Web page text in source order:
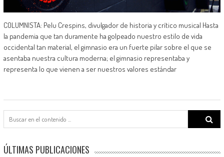
COLUMNISTA: Pelu Crespins, divulgador de historia y crítico musical Hasta
la pandemia que tan duramente ha golpeado nuestro estilo de vida
occidental tan material, el gimnasio era un fuerte pilar sobre el que se
asentaba nuestra cultura moderna; el gimnasio representaba y
representa lo que vienen a ser nuestros valores estándar
Search
for:
ÚLTIMAS PUBLICACIONES